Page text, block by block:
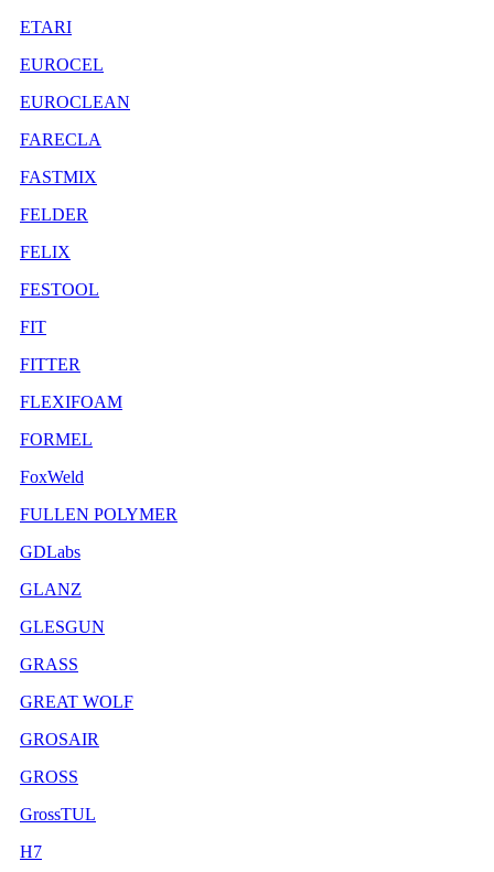
ETARI
EUROCEL
EUROCLEAN
FARECLA
FASTMIX
FELDER
FELIX
FESTOOL
FIT
FITTER
FLEXIFOAM
FORMEL
FoxWeld
FULLEN POLYMER
GDLabs
GLANZ
GLESGUN
GRASS
GREAT WOLF
GROSAIR
GROSS
GrossTUL
H7